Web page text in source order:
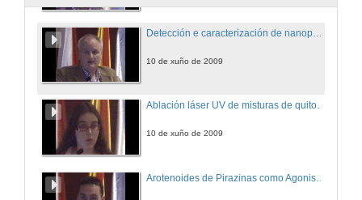
10 de xuño de 2009
Ablación láser UV de misturas de quitosano e PBS para enxeñería de tecidos e medicina rexenerativa.
10 de xuño de 2009